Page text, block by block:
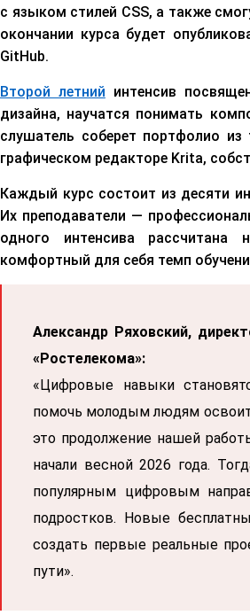
с языком стилей CSS, а также
окончании курса будет
GitHub.
Второй летний интенсив
дизайна, научатся понимать
слушатель соберет портфолио
графическом редакторе Krita,
Каждый курс состоит из десяти
Их преподаватели —
одного интенсива
комфортный для себя темп
Александр Ряховский,
«Ростелекома»:
«Цифровые навыки
помочь молодым людям
это продолжение нашей
начали весной 2026 года.
популярным цифровым
подростков. Новые
создать первые реальные
пути».